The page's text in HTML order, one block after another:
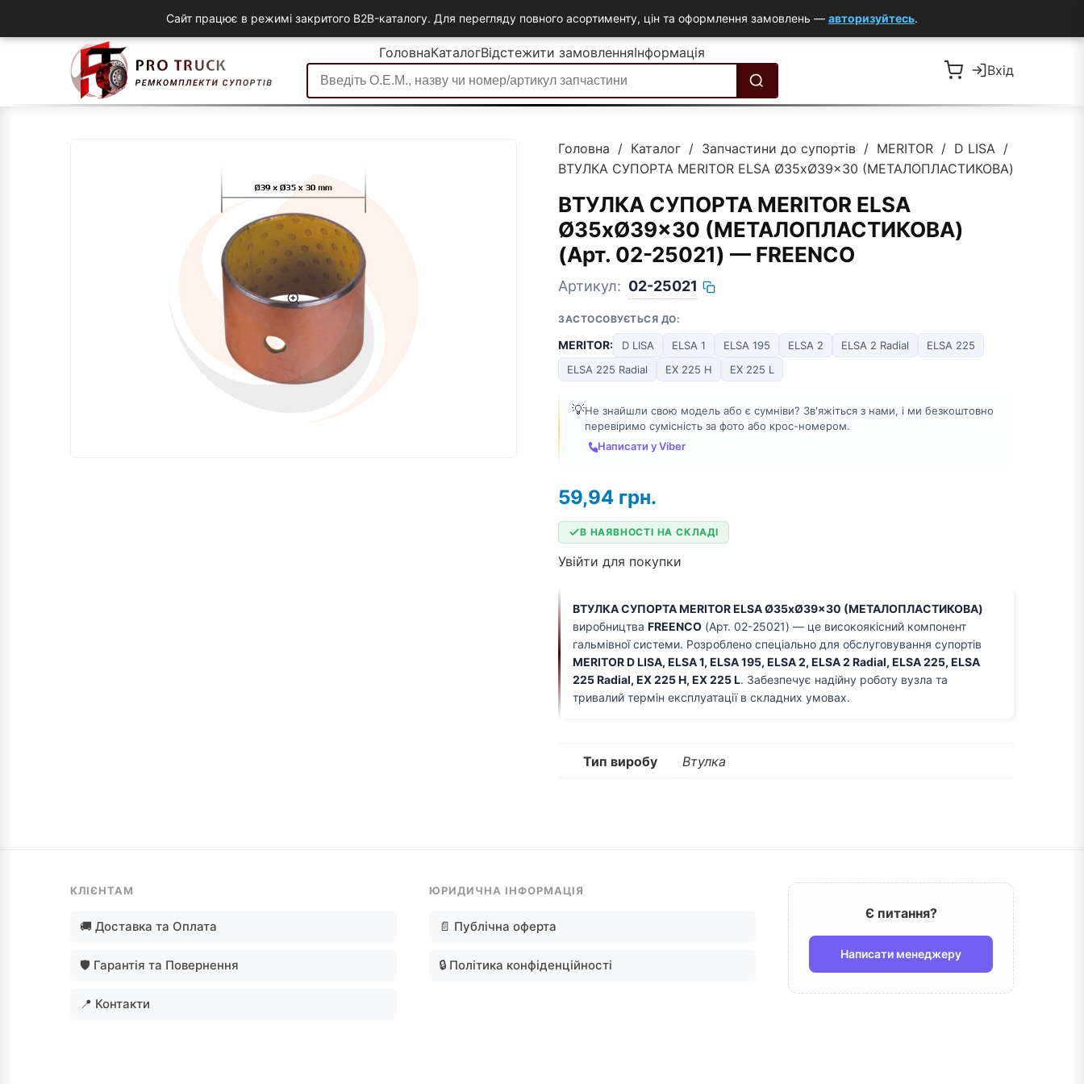
ГоловнаКаталогВідстежити замовленняІнформація
Вхід
Головна / Каталог / Запчастини до супортів / MERITOR / D LISA /
ВТУЛКА СУПОРТА MERITOR ELSA Ø35xØ39×30 (МЕТАЛОПЛАСТИКОВА)
ВТУЛКА СУПОРТА MERITOR ELSA
Ø35xØ39x30 (МЕТАЛОПЛАСТИКОВА)
(Арт. 02-25021) — FREENCO
Артикул: 02-25021
ЗАСТОСОВУЄТЬСЯ ДО:
MERITOR: D LISA ELSA 1 ELSA 195 ELSA 2 ELSA 2 Radial
ELSA 225
ELSA 225 Radial
EX 225 H EX 225 L
💡Не знайшли свою модель або є сумніви? Зв'яжіться з нами, і ми безкоштовно
перевіримо сумісність за фото або крос-номером.
Написати у Viber
59,94 грн.
В НАЯВНОСТІ НА СКЛАДІ
Увійти для покупки
ВТУЛКА СУПОРТА MERITOR ELSA Ø35xØ39x30 (МЕТАЛОПЛАСТИКОВА)
виробництва FREENCO (Арт. 02-25021) — це високоякісний компонент
гальмівної системи. Розроблено спеціально для обслуговування супортів
MERITOR D LISA, ELSA 1, ELSA 195, ELSA 2, ELSA 2 Radial, ELSA 225, ELSA
225 Radial, EX 225 H, EX 225 L. Забезпечує надійну роботу вузла та
тривалий термін експлуатації в складних умовах.
Тип виробу Втулка
КЛІЄНТАМ
🚚 Доставка та Оплата
🛡️ Гарантія та Повернення
📍 Контакти
ЮРИДИЧНА ІНФОРМАЦІЯ
📄 Публічна оферта
🔒 Політика конфіденційності
Є питання?
Написати менеджеру
Сайт працює в режимі закритого B2B-каталогу. Для перегляду повного асортименту, цін та оформлення замовлень — авторизуйтесь.